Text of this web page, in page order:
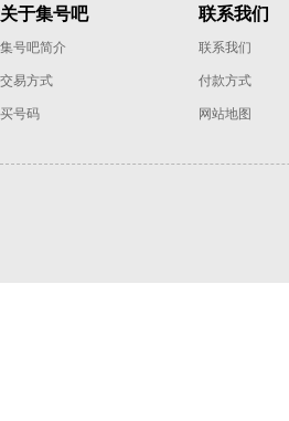
关于集号吧
集号吧简介
交易方式
买号码
联系我们
联系我们
付款方式
网站地图